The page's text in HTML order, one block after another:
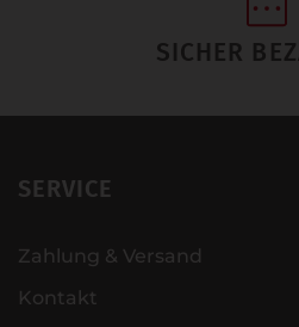
SICHER
SERVICE
Zahlung & Versand
Kontakt